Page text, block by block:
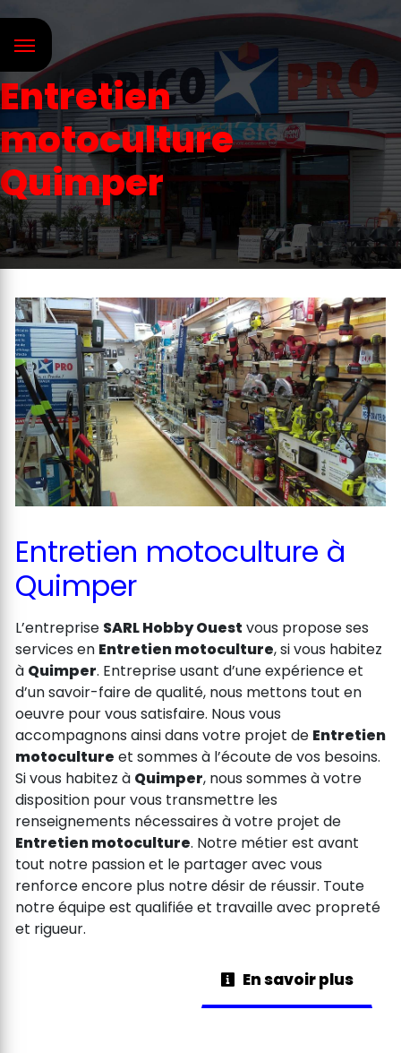
Entretien
motoculture
Quimper
Entretien motoculture à
Quimper
L’entreprise SARL Hobby Ouest vous propose ses
services en Entretien motoculture, si vous habitez
à Quimper. Entreprise usant d’une expérience et
d’un savoir-faire de qualité, nous mettons tout en
oeuvre pour vous satisfaire. Nous vous
accompagnons ainsi dans votre projet de Entretien
motoculture et sommes à l’écoute de vos besoins.
Si vous habitez à Quimper, nous sommes à votre
disposition pour vous transmettre les
renseignements nécessaires à votre projet de
Entretien motoculture. Notre métier est avant
tout notre passion et le partager avec vous
renforce encore plus notre désir de réussir. Toute
notre équipe est qualifiée et travaille avec propreté
et rigueur.
En savoir plus
Panneau de gestion des cookies